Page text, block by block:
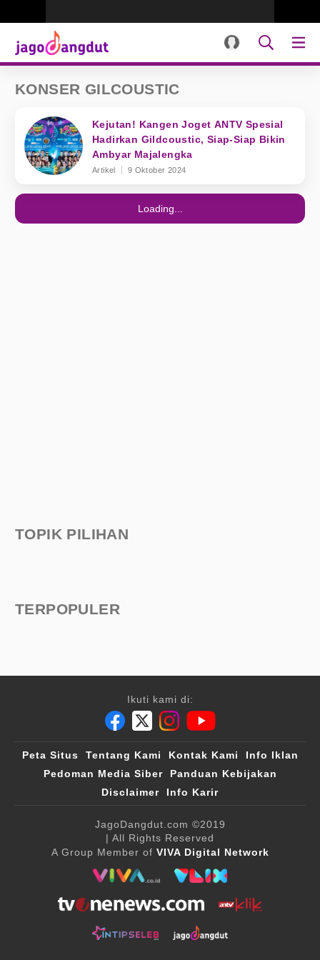
KONSER GILCOUSTIC
Kejutan! Kangen Joget ANTV Spesial
Hadirkan Gildcoustic, Siap-Siap Bikin
Ambyar Majalengka
Artikel 9 Oktober 2024
Loading...
TOPIK PILIHAN
TERPOPULER
Ikuti kami di:
Peta Situs Tentang Kami Kontak Kami
Info Iklan
Pedoman Media Siber
Panduan Kebijakan
Disclaimer
Info Karir
JagoDangdut.com ©2019
| All Rights Reserved
A Group Member of VIVA Digital Network